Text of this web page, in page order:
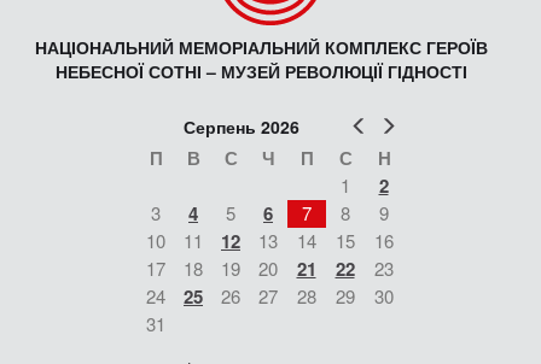
НАЦІОНАЛЬНИЙ МЕМОРІАЛЬНИЙ КОМПЛЕКС ГЕРОЇВ
НЕБЕСНОЇ СОТНІ – МУЗЕЙ РЕВОЛЮЦІЇ ГІДНОСТІ
Попер
Серпень 2026
П В С Ч П С Н
1 2
3 4 5 6 7 8
9
10
11 12 13 14 15
16
17
18 19 20 21 22
23
24
25 26 27 28 29
30
31